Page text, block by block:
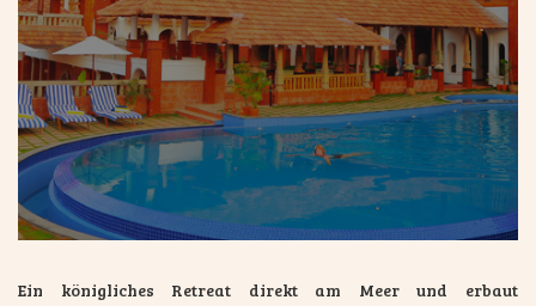
Ein königliches Retreat direkt am Meer und erbaut